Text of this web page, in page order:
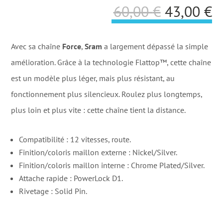
60,00€ Le
prix
initial
était :
60,00 €.
43,00 €
Avec sa chaîne Force,Sram a largement dépassé la simple
amélioration. Grâce à la technologie Flattop™, cette chaîne
est un modèle plus léger, mais plus résistant, au
fonctionnement plus silencieux. Roulez plus longtemps,
plus loin et plus vite : cette chaîne tient la distance.
Compatibilité : 12 vitesses, route.
Finition/coloris maillon externe : Nickel/Silver.
Finition/coloris maillon interne : Chrome Plated/Silver.
Attache rapide : PowerLock D1.
Rivetage : Solid Pin.